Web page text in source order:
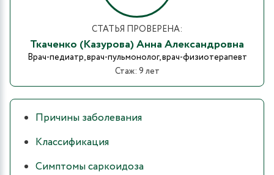
СТАТЬЯ ПРОВЕРЕНА:
Ткаченко (Казурова) Анна Александровна
Врач-педиатр, врач-пульмонолог, врач-физиотерапевт
Стаж: 9 лет
Причины заболевания
Классификация
Симптомы саркоидоза